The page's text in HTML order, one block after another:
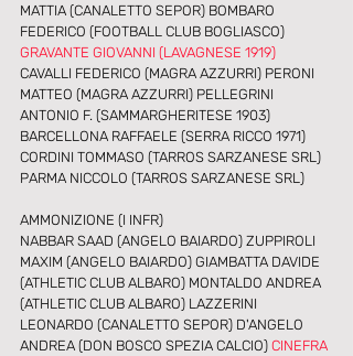
MATTIA (CANALETTO SEPOR) BOMBARO
FEDERICO (FOOTBALL CLUB BOGLIASCO)
GRAVANTE GIOVANNI (LAVAGNESE 1919)
CAVALLI FEDERICO (MAGRA AZZURRI) PERONI
MATTEO (MAGRA AZZURRI) PELLEGRINI
ANTONIO F. (SAMMARGHERITESE 1903)
BARCELLONA RAFFAELE (SERRA RICCO 1971)
CORDINI TOMMASO (TARROS SARZANESE SRL)
PARMA NICCOLO (TARROS SARZANESE SRL)
AMMONIZIONE (I INFR)
NABBAR SAAD (ANGELO BAIARDO) ZUPPIROLI
MAXIM (ANGELO BAIARDO) GIAMBATTA DAVIDE
(ATHLETIC CLUB ALBARO) MONTALDO ANDREA
(ATHLETIC CLUB ALBARO) LAZZERINI
LEONARDO (CANALETTO SEPOR) D'ANGELO
ANDREA (DON BOSCO SPEZIA CALCIO) CINEFRA